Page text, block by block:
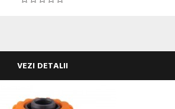
VEZI DETALII